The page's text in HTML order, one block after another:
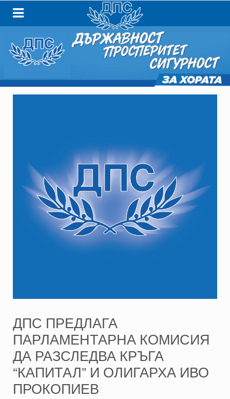
ДПС ПРЕДЛАГА
ПАРЛАМЕНТАРНА КОМИСИЯ
ДА РАЗСЛЕДВА КРЪГА
“КАПИТАЛ” И ОЛИГАРХА ИВО
ПРОКОПИЕВ